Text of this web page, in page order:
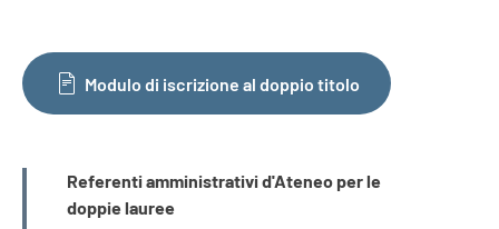
Modulo di iscrizione al doppio titolo
INFORMAZIONI
Referenti amministrativi d'Ateneo per le
doppie lauree